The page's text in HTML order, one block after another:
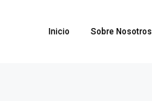
Inicio Sobre Nosotros